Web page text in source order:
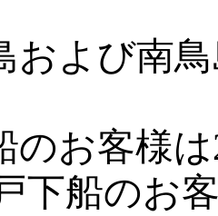
および南
のお客様
下船のお